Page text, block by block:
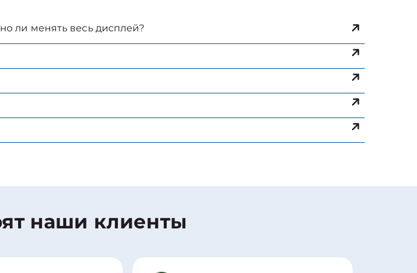
ли менять весь дисплей?
наши клиенты